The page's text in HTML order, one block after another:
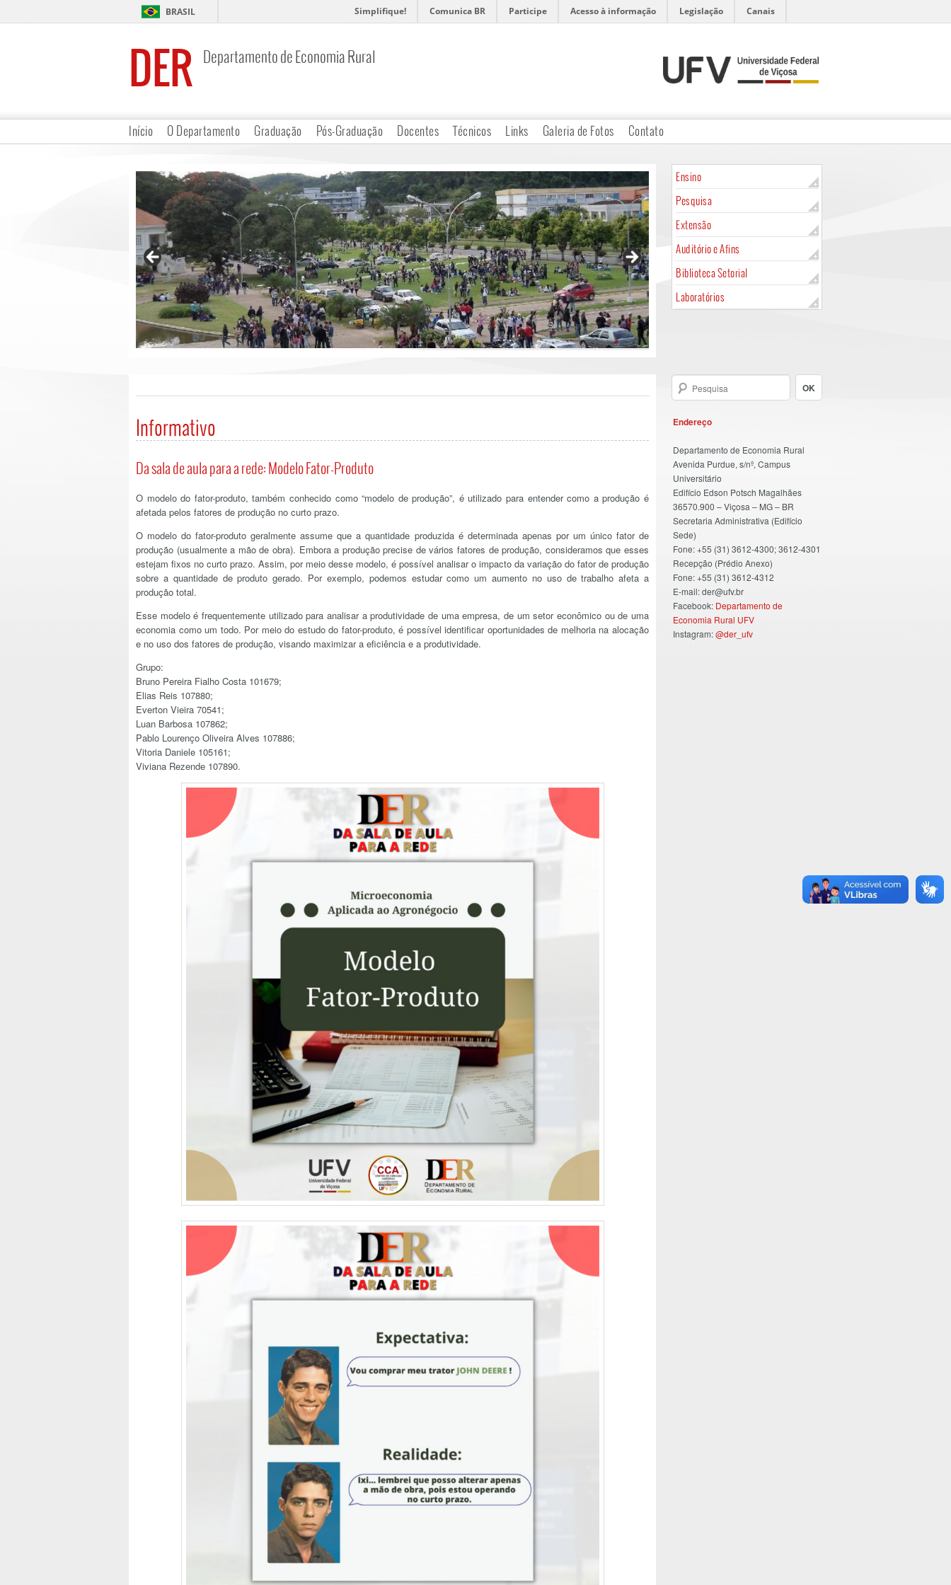
BRASIL Simplifique! Comunica BR Participe Acesso à informação Legislação Canais
DER Departamento de Economia Rural
Início O Departamento Graduação Pós-Graduação Docentes Técnicos Links Galeria de Fotos Contato
Ensino
Pesquisa
Extensão
Auditório e Afins
Biblioteca Setorial
Laboratórios
Endereço
Departamento de Economia Rural
Avenida Purdue, s/nº, Campus
Universitário
Edifício Edson Potsch Magalhães
36570.900 – Viçosa – MG – BR
Secretaria Administrativa (Edifício
Sede)
Fone: +55 (31) 3612-4300; 3612-4301
Recepção (Prédio Anexo)
Fone: +55 (31) 3612-4312
E-mail: der@ufv.br
Facebook: Departamento de
Economia Rural UFV
Instagram:@der_ufv
Informativo
Da sala de aula para a rede: Modelo Fator-Produto
O modelo do fator-produto, também conhecido como “modelo de produção”, é utilizado para entender como a produção é
afetada pelos fatores de produção no curto prazo.
O modelo do fator-produto geralmente assume que a quantidade produzida é determinada apenas por um único fator de
produção (usualmente a mão de obra). Embora a produção precise de vários fatores de produção, consideramos que esses
estejam fixos no curto prazo. Assim, por meio desse modelo, é possível analisar o impacto da variação do fator de produção
sobre a quantidade de produto gerado. Por exemplo, podemos estudar como um aumento no uso de trabalho afeta a
produção total.
Esse modelo é frequentemente utilizado para analisar a produtividade de uma empresa, de um setor econômico ou de uma
economia como um todo. Por meio do estudo do fator-produto, é possível identificar oportunidades de melhoria na alocação
e no uso dos fatores de produção, visando maximizar a eficiência e a produtividade.
Grupo:
Bruno Pereira Fialho Costa 101679;
Elias Reis 107880;
Everton Vieira 70541;
Luan Barbosa 107862;
Pablo Lourenço Oliveira Alves 107886;
Vitoria Daniele 105161;
Viviana Rezende 107890.